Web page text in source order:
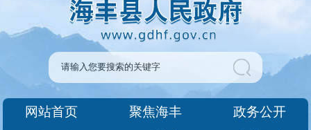
网站首页 聚焦海丰
政务公开